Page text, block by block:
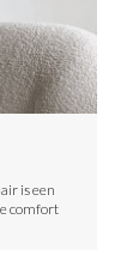
is een
comfort